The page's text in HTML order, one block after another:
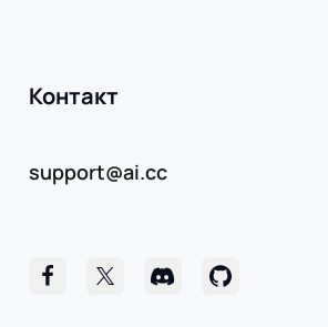
Контакт
support@ai.cc